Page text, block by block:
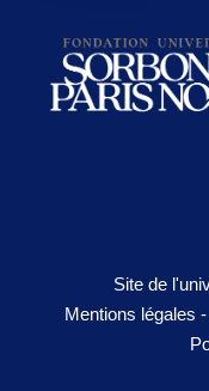
Site de
Mentions légales -